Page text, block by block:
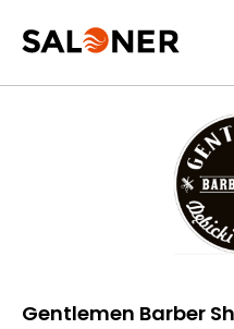
Gentlemen Barber